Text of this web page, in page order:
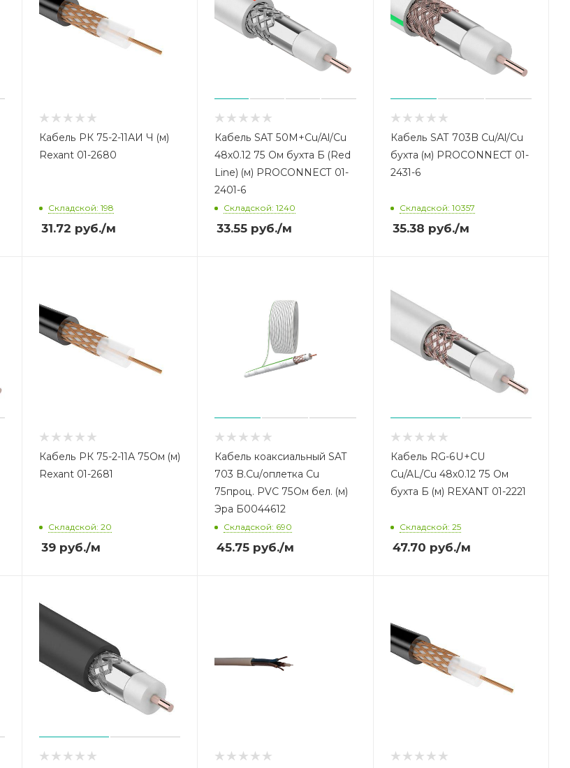
Кабель РК 75-2-11АИ Ч (м)
Rexant 01-2680
Складской: 198
31.72 руб./м
Кабель SAT 50M+Cu/Al/Cu
48х0.12 75 Ом бухта Б (Red
Line) (м) PROCONNECT 01-
2401-6
Складской: 1240
33.55 руб./м
Кабель SAT 703B Cu/Al/Cu
бухта (м) PROCONNECT 01-
2431-6
Складской: 10357
35.38 руб./м
Кабель РК 75-2-11А 75Ом (м)
Rexant 01-2681
Складской: 20
39руб./м
Кабель коаксиальный SAT
703 B.Cu/оплетка Cu
75проц. PVC 75Ом бел. (м)
Эра Б0044612
Складской: 690
45.75 руб./м
Кабель RG-6U+CU
Cu/AL/Cu 48х0.12 75 Ом
бухта Б (м) REXANT 01-2221
Складской: 25
47.70 руб./м